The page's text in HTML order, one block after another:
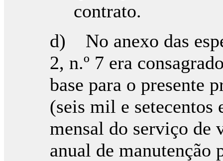
contrato.
d) No anexo das
2, n.º 7 era
base para o presente
(seis mil e setecentos
mensal do serviço de
anual de manutenção